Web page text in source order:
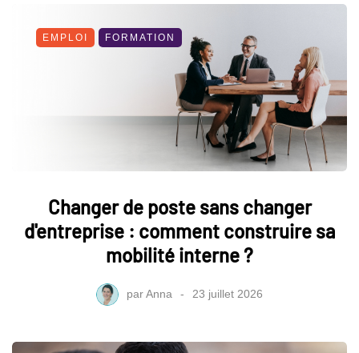
EMPLOI FORMATION
Changer de poste sans changer
d'entreprise : comment construire sa
mobilité interne ?
parAnna 23 juillet 2026